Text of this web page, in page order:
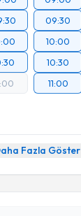
09:30
10:00
10:30
11:00
Fazla Göster